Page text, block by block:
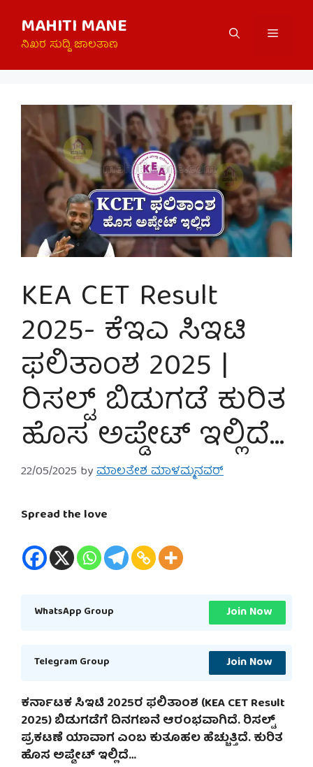
content
MAHITI MANE
ನಿಖರ ಸುದ್ದಿ ಜಾಲತಾಣ
Menu
KEA CET Result
2025- ಕೆಇಎ ಸಿಇಟಿ
ಫಲಿತಾಂಶ 2025 |
ರಿಸಲ್ಟ್ ಬಿಡುಗಡೆ ಕುರಿತ
ಹೊಸ ಅಪ್ಡೇಟ್ ಇಲ್ಲಿದೆ…
22/05/2025 byಮಾಲತೇಶ ಮಾಳಮ್ಮನವರ್
Spread the love
WhatsApp Group Join Now
Telegram Group Join Now
ಕರ್ನಾಟಕ ಸಿಇಟಿ 2025ರ ಫಲಿತಾಂಶ (KEA CET Result
2025) ಬಿಡುಗಡೆಗೆ ದಿನಗಣನೆ ಆರಂಭವಾಗಿದೆ. ರಿಸಲ್ಟ್
ಪ್ರಕಟಣೆ ಯಾವಾಗ ಎಂಬ ಕುತೂಹಲ ಹೆಚ್ಚುತ್ತಿದೆ. ಕುರಿತ
ಹೊಸ ಅಪ್ಡೇಟ್ ಇಲ್ಲಿದೆ…